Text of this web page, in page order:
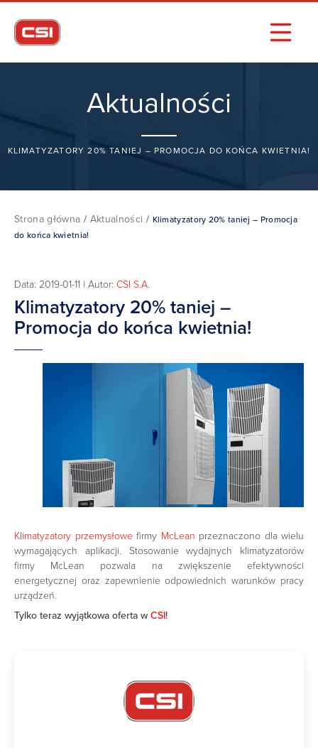
Aktualności
KLIMATYZATORY 20% TANIEJ – PROMOCJA DO KOŃCA KWIETNIA!
Strona główna / Aktualności / Klimatyzatory 20% taniej – Promocja
do końca kwietnia!
Data: 2019-01-11 | Autor: CSI S.A.
Klimatyzatory 20% taniej –
Promocja do końca kwietnia!
Klimatyzatory przemysłowefirmy McLean przeznaczono dla wielu
wymagających aplikacji. Stosowanie wydajnych klimatyzatorów
firmy McLean pozwala na zwiększenie efektywności
energetycznej oraz zapewnienie odpowiednich warunków pracy
urządzeń.
Tylko teraz wyjątkowa oferta wCSI!